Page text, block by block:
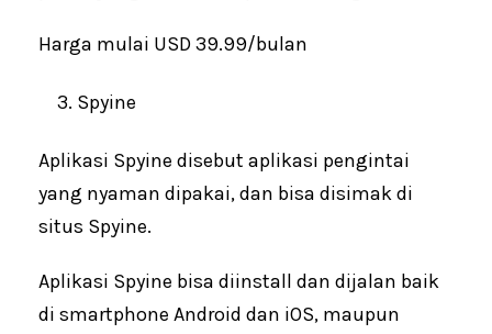
Harga mulai USD 39.99/bulan
Spyine
Aplikasi Spyine disebut aplikasi pengintai
yang nyaman dipakai, dan bisa disimak di
situs Spyine.
Aplikasi Spyine bisa diinstall dan dijalan baik
di smartphone Android dan iOS, maupun